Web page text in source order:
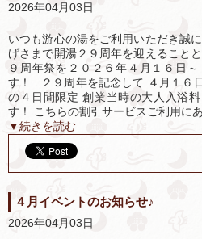
2026年04月03日
いつも游心の湯をご利用いただき誠
げさまで開湯２９周年を迎えること
９周年祭を２０２６年４月１６日
す！ ２９周年を記念して ４月１６
の４日間限定 創業当時の大人入浴
す！ こちらの割引サービスご利用に
▼続きを読む
４月イベントのお知らせ♪
2026年04月03日